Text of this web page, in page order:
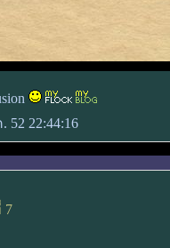
52 22:44:16
7